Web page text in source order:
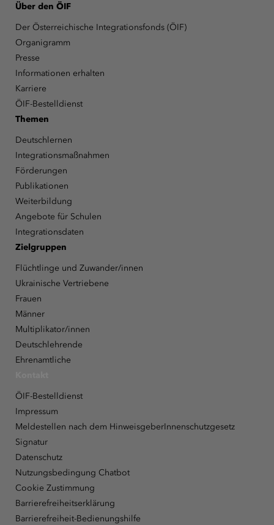
Über den ÖIF
Der Österreichische Integrationsfonds (ÖIF)
Organigramm
Presse
Informationen erhalten
Karriere
ÖIF-Bestelldienst
Themen
Deutschlernen
Integrationsmaßnahmen
Förderungen
Publikationen
Weiterbildung
Angebote für Schulen
Integrationsdaten
Zielgruppen
Flüchtlinge und Zuwander/innen
Ukrainische Vertriebene
Frauen
Männer
Multiplikator/innen
Deutschlehrende
Ehrenamtliche
ÖIF-Bestelldienst
Impressum
Meldestellen nach dem HinweisgeberInnenschutzgesetz
Signatur
Datenschutz
Nutzungsbedingung Chatbot
Cookie Zustimmung
Barrierefreiheitserklärung
Barrierefreiheit-Bedienungshilfe